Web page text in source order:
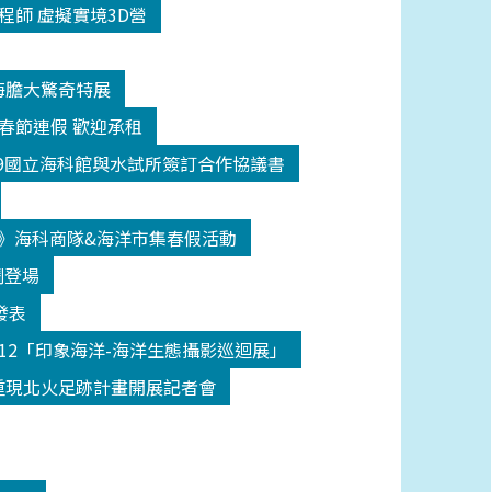
師 虛擬實境3D營
大驚奇特展
節連假 歡迎承租
國立海科館與水試所簽訂合作協議書
海科商隊&海洋市集春假活動
場
表
「印象海洋-海洋生態攝影巡迴展」
現北火足跡計畫開展記者會